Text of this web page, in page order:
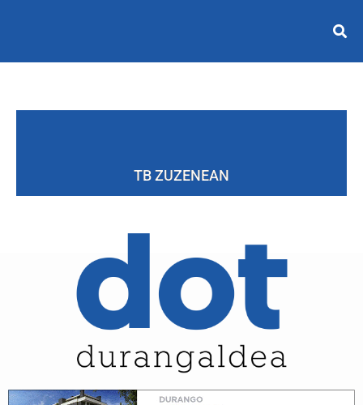
TB ZUZENEAN